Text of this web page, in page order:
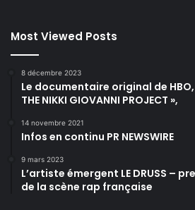
Most Viewed Posts
8 décembre 2023
Le documentaire original de HBO,
THE NIKKI GIOVANNI PROJECT »,
14 novembre 2021
Infos en continu PR NEWSWIRE
9 mars 2023
L’artiste émergent LE DRUSS –
de la scène rap française